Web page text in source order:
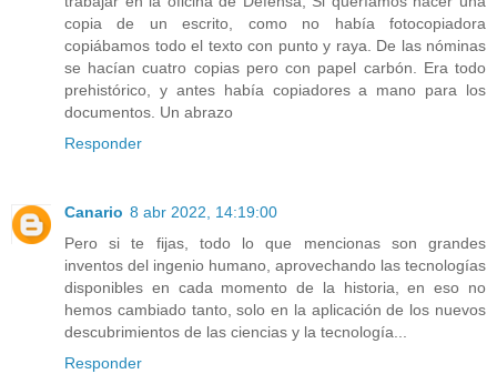
copia de un escrito, como no había fotocopiadora
copiábamos todo el texto con punto y raya. De las nóminas
se hacían cuatro copias pero con papel carbón. Era todo
prehistórico, y antes había copiadores a mano para los
documentos. Un abrazo
Responder
Canario 8 abr 2022, 14:19:00
Pero si te fijas, todo lo que mencionas son grandes
inventos del ingenio humano, aprovechando las tecnologías
disponibles en cada momento de la historia, en eso no
hemos cambiado tanto, solo en la aplicación de los nuevos
descubrimientos de las ciencias y la tecnología...
Responder